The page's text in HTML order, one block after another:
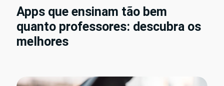
Apps que ensinam tão bem
quanto professores: descubra os
melhores